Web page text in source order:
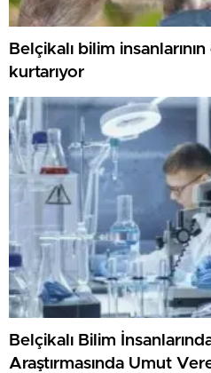
Belçikalı bilim
kurtarıyor
Belçikalı Bilim
Araştırmasında Umut